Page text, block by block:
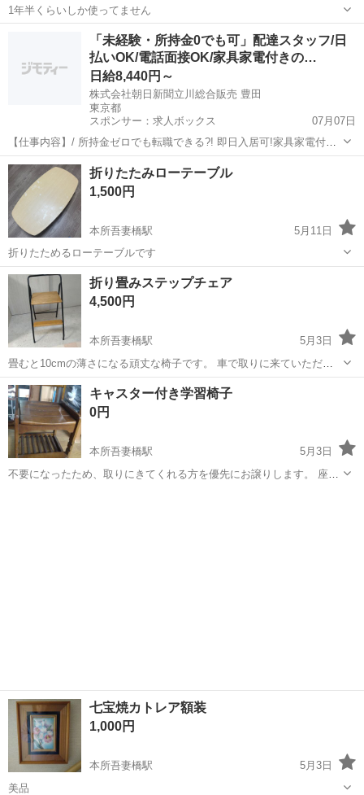
1年半くらいしか使ってません
本所吾妻橋駅 照明器具
「未経験・所持金0でも可」配達スタッフ/日
払いOK/電話面接OK/家具家電付きの…
日給8,440円～
株式会社朝日新聞立川総合販売 豊田
東京都
スポンサー：求人ボックス
07月07日
【仕事内容】/ 所持金ゼロでも転職できる?! 即日入居可!家具家電付き
の寮・社宅あり! 引っ越しや上京の費用は”すべて”負担します 必ず面
接!電話面接もOK! 魅力ポイント 家具家電付きの寮・社宅を完備 無資
格・未経験OK! 年齢...
アルバイト・パート
折りたたみローテーブル
1,500円
本所吾妻橋駅
5月11日
折りたためるローテーブルです
東京 墨田区 本所吾妻橋駅 テーブル
折り畳みステップチェア
4,500円
本所吾妻橋駅
5月3日
畳むと10cmの薄さになる頑丈な椅子です。 車で取りに来ていただけ
る方に。
東京 墨田区 本所吾妻橋駅 椅子
キャスター付き学習椅子
0円
本所吾妻橋駅
5月3日
不要になったため、取りにきてくれる方を優先にお譲りします。 座面
七宝焼カトレア額装
1,000円
本所吾妻橋駅
5月3日
美品